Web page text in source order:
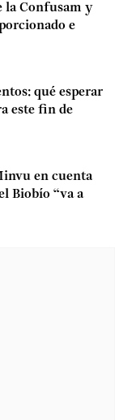
la Confusam y
e
qué esperar
este fin de
en cuenta
Biobío “va a